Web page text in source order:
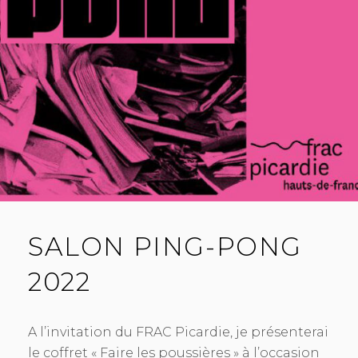
SALON PING-PONG
2022
A l’invitation du FRAC Picardie, je présenterai
le coffret « Faire les poussières » à l’occasion